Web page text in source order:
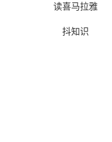
读喜马拉雅
抖知识